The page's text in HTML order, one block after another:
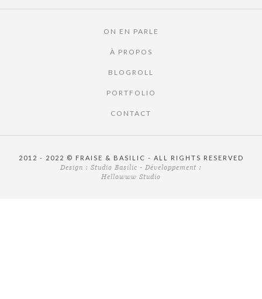
ON EN PARLE
À PROPOS
BLOGROLL
PORTFOLIO
CONTACT
2012 - 2022 © FRAISE & BASILIC - ALL RIGHTS RESERVED
Design : Studio Basilic - Développement :
Hellowww Studio